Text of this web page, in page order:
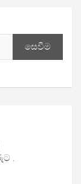
සෙවීම
.